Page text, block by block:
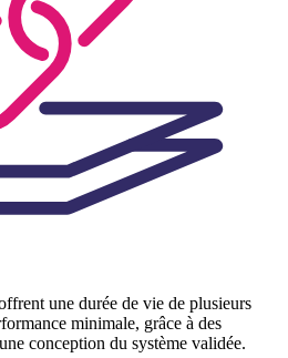
une durée de vie de plusieurs
minimale, grâce à des
conception du système validée.